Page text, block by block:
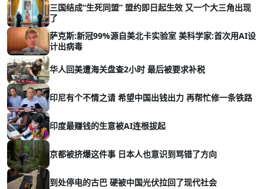
三国结成“生死同盟” 盟约即日起生效 又一个大三角出现
了
萨克斯:新冠99%源自美北卡实验室 美科学家:首次用AI设
计出病毒
华人回美遭海关盘查2小时 最后被要求补税
印尼有个不情之请 希望中国出钱出力 再帮忙修一条铁路
印度最赚钱的生意被AI连根拔起
京都被挤爆这件事 日本人也意识到骂错了方向
到处停电的古巴 硬被中国光伏拉回了现代社会